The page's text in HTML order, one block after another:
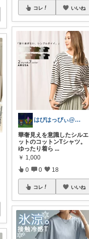
コレ いいね
はぴはっぴぃ@7/1ご購入感謝！！
華奢見えを意識したシルエ
ットのコットンTシャツ。
ゆったり着ら ...
￥ 1,000
0 0 18
コレ いいね